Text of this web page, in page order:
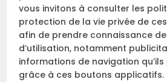
vous invitons à consulter les
protection de la vie privée de
afin de prendre connaissance
d’utilisation, notamment
informations de navigation
grâce à ces boutons applicatifs.